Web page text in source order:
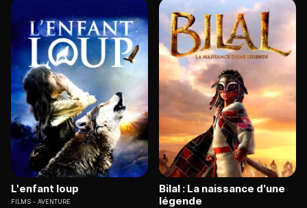
L'enfant loup
FILMS AVENTURE
Bilal : La naissance d'une
légende